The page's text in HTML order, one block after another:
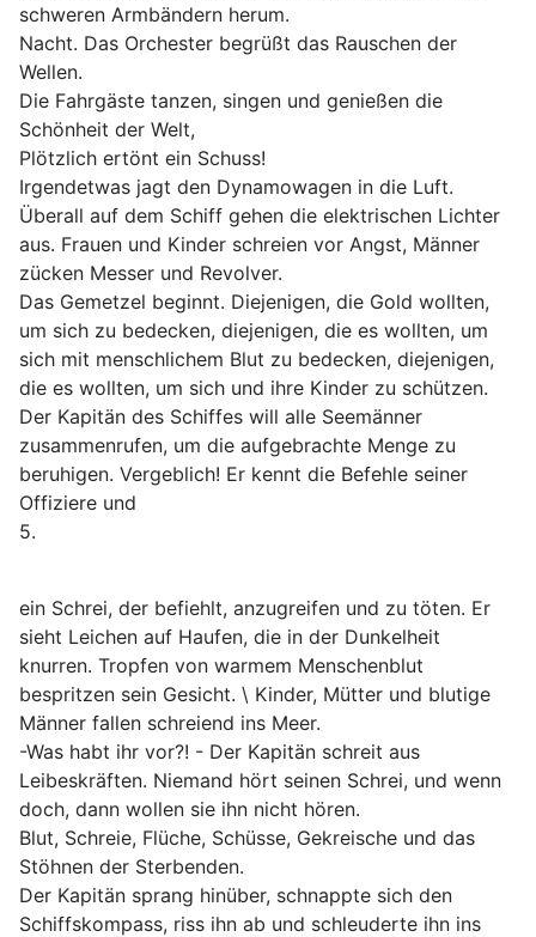
schweren Armbändern herum.
Nacht. Das Orchester begrüßt das Rauschen der
Wellen.
Die Fahrgäste tanzen, singen und genießen die
Schönheit der Welt,
Plötzlich ertönt ein Schuss!
Irgendetwas jagt den Dynamowagen in die Luft.
Überall auf dem Schiff gehen die elektrischen Lichter
aus. Frauen und Kinder schreien vor Angst, Männer
zücken Messer und Revolver.
Das Gemetzel beginnt. Diejenigen, die Gold wollten,
um sich zu bedecken, diejenigen, die es wollten, um
sich mit menschlichem Blut zu bedecken, diejenigen,
die es wollten, um sich und ihre Kinder zu schützen.
Der Kapitän des Schiffes will alle Seemänner
zusammenrufen, um die aufgebrachte Menge zu
beruhigen. Vergeblich! Er kennt die Befehle seiner
Offiziere und
5.
ein Schrei, der befiehlt, anzugreifen und zu töten. Er
sieht Leichen auf Haufen, die in der Dunkelheit
knurren. Tropfen von warmem Menschenblut
bespritzen sein Gesicht. \ Kinder, Mütter und blutige
Männer fallen schreiend ins Meer.
-Was habt ihr vor?! - Der Kapitän schreit aus
Leibeskräften. Niemand hört seinen Schrei, und wenn
doch, dann wollen sie ihn nicht hören.
Blut, Schreie, Flüche, Schüsse, Gekreische und das
Stöhnen der Sterbenden.
Der Kapitän sprang hinüber, schnappte sich den
Schiffskompass, riss ihn ab und schleuderte ihn ins